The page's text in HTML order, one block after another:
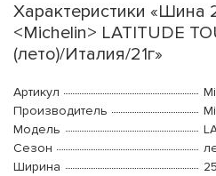
Характеристики «Шина
<Michelin> LATITUDE
(лето)/Италия/21г»
Артикул
Производитель
Модель
Сезон
Ширина